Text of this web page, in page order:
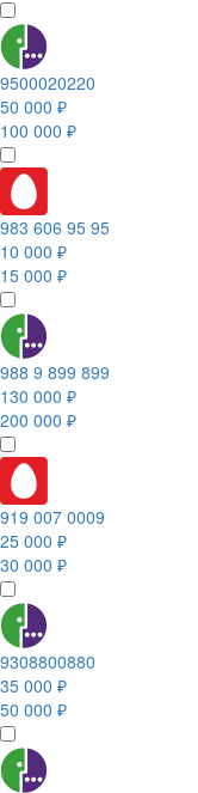
9500020220
50 000 ₽
100 000 ₽
983 606 95 95
10 000 ₽
15 000 ₽
988 9 899 899
130 000 ₽
200 000 ₽
919 007 0009
25 000 ₽
30 000 ₽
9308800880
35 000 ₽
50 000 ₽